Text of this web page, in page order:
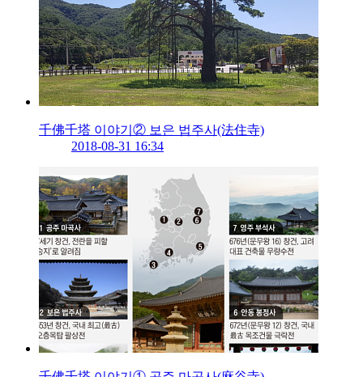
千佛千塔 이야기② 보은 법주사(法住寺)
2018-08-31 16:34